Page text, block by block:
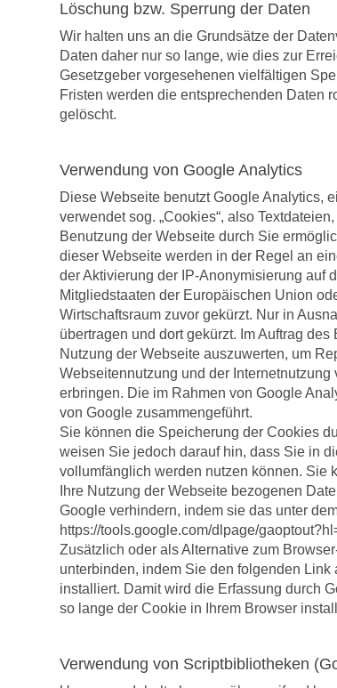
Löschung bzw. Sperrung der Daten
Wir halten uns an die Grundsätze der
Daten daher nur so lange, wie dies zur
Gesetzgeber vorgesehenen vielfältigen
Fristen werden die entsprechenden Daten
gelöscht.
Verwendung von Google Analytics
Diese Webseite benutzt Google Analytics,
verwendet sog. „Cookies“, also
Benutzung der Webseite durch Sie
dieser Webseite werden in der Regel an
der Aktivierung der IP-Anonymisierung auf
Mitgliedstaaten der Europäischen Union
Wirtschaftsraum zuvor gekürzt. Nur in
übertragen und dort gekürzt. Im Auftrag
Nutzung der Webseite auszuwerten, um
Webseitennutzung und der
erbringen. Die im Rahmen von Google
von Google zusammengeführt.
Sie können die Speicherung der Cookies
weisen Sie jedoch darauf hin, dass Sie in
vollumfänglich werden nutzen können. Sie
Ihre Nutzung der Webseite bezogenen
Google verhindern, indem sie das unter
https://tools.google.com/dlpage/
Zusätzlich oder als Alternative zum
unterbinden, indem Sie den folgenden Link
installiert. Damit wird die Erfassung durch
so lange der Cookie in Ihrem Browser
Verwendung von Scriptbibliotheken